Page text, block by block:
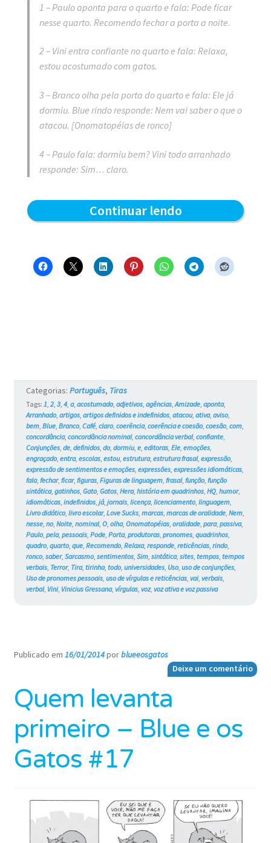
1 – Paulo aponta para o quarto e fala: Pode ficar
nesse quarto. Recomendo fechar a porta a noite.
2 – Vini entra confiante no quarto e fala: Relaxa,
estou acostumado com gatos.
3 – Branco olha pela porta do quarto e fala: Ele já
dormiu. Blue rindo responde: Nem vai saber o que o
atacou. [Onomatopéias de ronco]
4 – Paulo fala: dormiu bem? Vini todo arranhado
responde: Sim… claro.
Continuar lendoUma
–
#725
Categorias: Português, Tiras
Tags: 1 2, 3, 4, a, acostumado, adjetivos, agências, Amizade, aponta,
Arranhado, artigos, artigos definidos e indefinidos, atacou, ativa, aviso,
bem, Blue, Branco, Café, claro, coerência, coerência e coesão, coesão, com,
concordância, concordância nominal, concordância verbal, confiante,
Conjunções, de, definidos, do, dormiu, e, editoras, Ele, emoções,
engraçado, entra, escolas, estou, estrutura, estrutura frasal, expressão,
expressão de sentimentos e emoções, expressões, expressões idiomáticas,
fala, fechar, ficar, figuras, Figuras de linguagem, frasal, função, função
sintática, gatinhos, Gato, Gatos, Hera, história em quadrinhos, HQ, humor,
idiomáticas, indefinidos, já, jornais, licença, licenciamento, linguagem,
Livro didático, livro escolar, Love Sucks, marcas, marcas de oralidade, Nem,
nesse, no, Noite, nominal, O, olha, Onomatopéias, oralidade, para, passiva,
Paulo, pela, pessoais, Pode, Porta, produtoras, pronomes, quadrinhos,
quadro, quarto, que, Recomendo, Relaxa, responde, reticências, rindo,
ronco, saber, Sarcasmo, sentimentos, Sim, sintática, sites, tempos, tempos
verbais, Terror, Tira, tirinha, todo, universidades, Uso, uso de conjunções,
Uso de pronomes pessoais, uso de vírgulas e reticências, vai, verbais,
verbal, Vini, Vinicius Gressana, vírgulas, voz, voz ativa e voz passiva
Publicado em 16/01/2014porblueeosgatos
Deixe um comentário
Quem levanta
primeiro – Blue e os
Gatos #17